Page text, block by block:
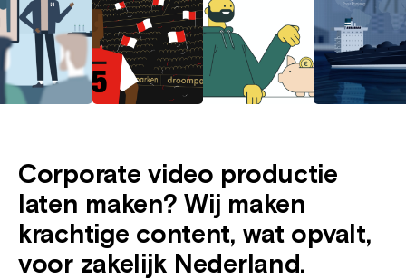
Corporate video productie
laten maken? Wij maken
krachtige content, wat opvalt,
voor zakelijk Nederland.